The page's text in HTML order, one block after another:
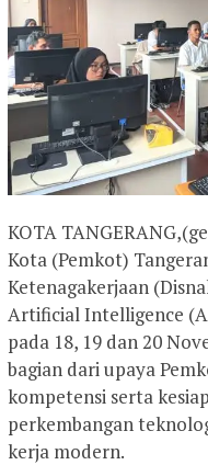
KOTA
Kota (Pemkot)
Ketenagakerjaan
Artificial Intelligence
pada 18, 19 dan 20
bagian dari upaya
kompetensi serta
perkembangan
kerja modern.